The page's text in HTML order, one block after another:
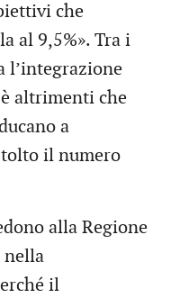
che
al 9,5%». Tra i
l’integrazione
altrimenti che
a
il numero
alla Regione
nella
il